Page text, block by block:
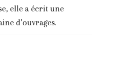
elle a écrit une
d’ouvrages.